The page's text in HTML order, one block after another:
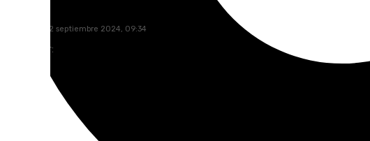
domingo, 22 septiembre 2024, 09:34
Compartir: